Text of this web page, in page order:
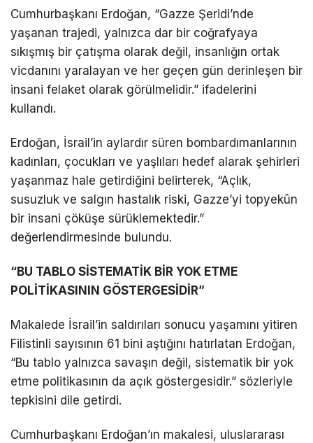
Cumhurbaşkanı Erdoğan, “Gazze Şeridi’nde
yaşanan trajedi, yalnızca dar bir coğrafyaya
sıkışmış bir çatışma olarak değil, insanlığın ortak
vicdanını yaralayan ve her geçen gün derinleşen bir
insani felaket olarak görülmelidir.” ifadelerini
kullandı.
Erdoğan, İsrail’in aylardır süren bombardımanlarının
kadınları, çocukları ve yaşlıları hedef alarak şehirleri
yaşanmaz hale getirdiğini belirterek, “Açlık,
susuzluk ve salgın hastalık riski, Gazze’yi topyekûn
bir insani çöküşe sürüklemektedir.”
değerlendirmesinde bulundu.
“BU TABLO SİSTEMATİK BİR YOK ETME
POLİTİKASININ GÖSTERGESİDİR”
Makalede İsrail’in saldırıları sonucu yaşamını yitiren
Filistinli sayısının 61 bini aştığını hatırlatan Erdoğan,
“Bu tablo yalnızca savaşın değil, sistematik bir yok
etme politikasının da açık göstergesidir.” sözleriyle
tepkisini dile getirdi.
Cumhurbaşkanı Erdoğan’ın makalesi, uluslararası